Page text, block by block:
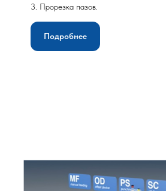
3. Прорезка пазов.
Подробнее